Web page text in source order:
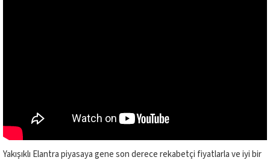
Yakışıklı Elantra piyasaya gene son derece rekabetçi fiyatlarla ve iyi bir